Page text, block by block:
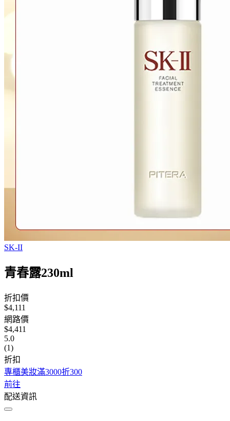
SK-II
青春露230ml
折扣價
$4,111
網路價
$4,411
5.0
(1)
折扣
專櫃美妝滿3000折300
前往
配送資訊